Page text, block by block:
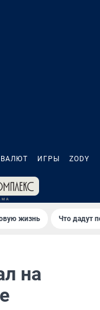
ИГРЫ ZODY
жизнь Что дадут
на